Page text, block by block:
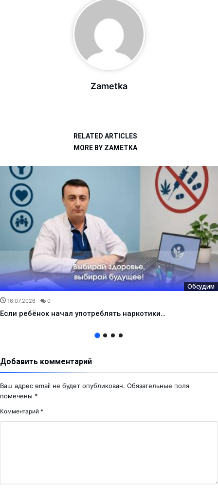
Zametka
RELATED ARTICLES
MORE BY ZAMETKA
Обсудим
16.07.2026 0
Если ребёнок начал употреблять наркотики…
Добавить комментарий
Ваш адрес email не будет опубликован. Обязательные поля
помечены *
Комментарий *